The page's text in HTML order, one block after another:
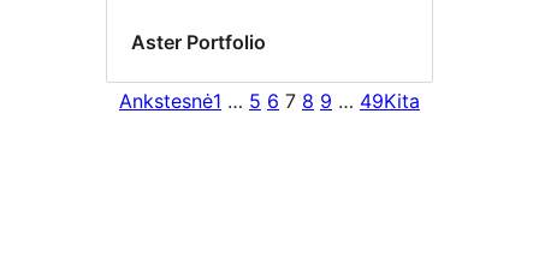
Aster Portfolio
Ankstesnė1 … 5 6 7 8 9 … 49Kita